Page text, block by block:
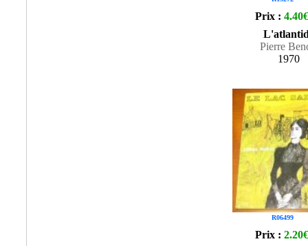
Prix : 4.40€
Pierre
1970
R06499
Prix : 2.20€